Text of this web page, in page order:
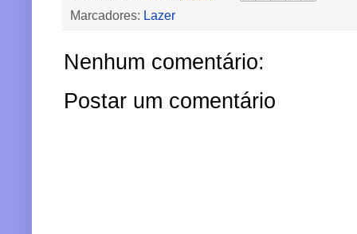
Marcadores: Lazer
Nenhum comentário:
Postar um comentário